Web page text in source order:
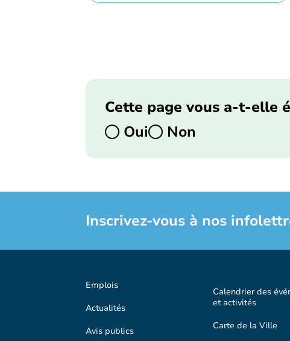
Cette page vous a-t-elle
Oui
Non
Inscrivez-vous à nos
Emplois
Actualités
Avis publics
Calendrier des
et activités
Carte de la Ville